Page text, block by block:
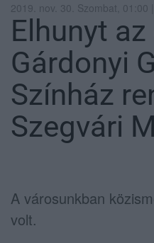
2019. nov. 30. Szombat, 01:00
Elhunyt az
Gárdonyi
Színház
Szegvári
A városunkban
volt.